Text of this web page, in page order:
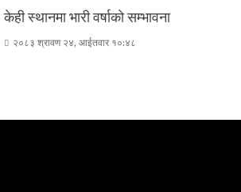
केही स्थानमा भारी वर्षाको सम्भावना
२०८३ श्रावण २४, आईतवार १०:४८